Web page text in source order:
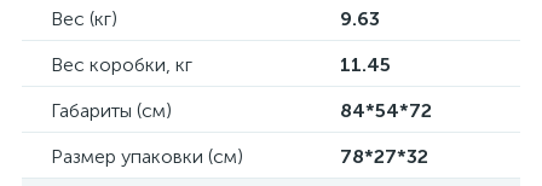
Вес (кг)
9.63
Вес коробки, кг
11.45
Габариты (см)
84*54*72
Размер упаковки (см)
78*27*32